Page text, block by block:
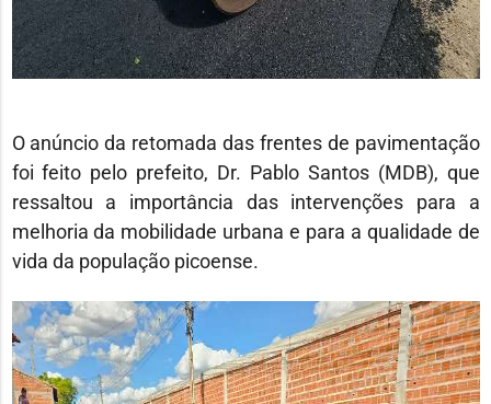
O anúncio da retomada das frentes de pavimentação
foi feito pelo prefeito, Dr. Pablo Santos (MDB), que
ressaltou a importância das intervenções para a
melhoria da mobilidade urbana e para a qualidade de
vida da população picoense.